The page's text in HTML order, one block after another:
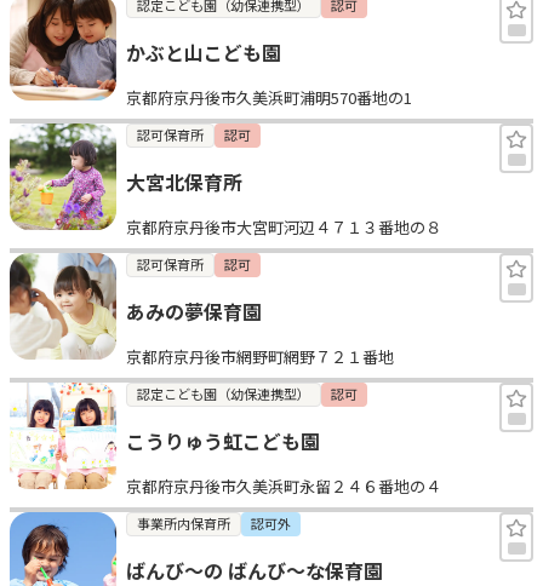
認定こども園（幼保連携型） 認可
かぶと山こども園
京都府京丹後市久美浜町浦明570番地の1
認可保育所 認可
大宮北保育所
京都府京丹後市大宮町河辺４７１３番地の８
認可保育所 認可
あみの夢保育園
京都府京丹後市網野町網野７２１番地
認定こども園（幼保連携型） 認可
こうりゅう虹こども園
京都府京丹後市久美浜町永留２４６番地の４
事業所内保育所 認可外
ばんび〜の ばんび〜な保育園